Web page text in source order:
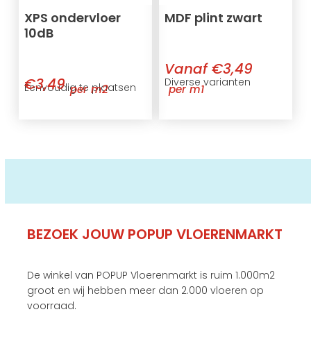
XPS ondervloer
10dB
Eenvoudig te plaatsen
€3,49 per m2
MDF plint zwart
Diverse varianten
Vanaf €3,49
per m1
BEZOEK JOUW POPUP VLOERENMARKT
De winkel van POPUP Vloerenmarkt is ruim 1.000m2
groot en wij hebben meer dan 2.000 vloeren op
voorraad.